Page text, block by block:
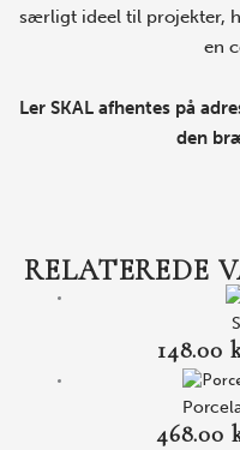
særligt ideel til projekter,
en
Ler SKAL afhentes på
den
RELATEREDE
148.00
468.00